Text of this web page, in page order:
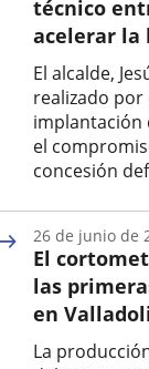
técnico
acelerar la
El alcalde,
realizado
implantación
el
concesión
la
noticia
El
las
en
La
26 de junio de